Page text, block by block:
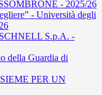
- 2025/26
- Università degli
S.p.A. -
della Guardia di
PER UN